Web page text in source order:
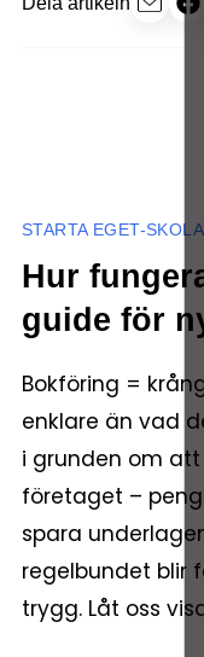
STARTA EGET-
Hur
guide för
Bokföring =
enklare än vad
i grunden om
företaget –
spara
regelbundet blir
trygg. Låt oss